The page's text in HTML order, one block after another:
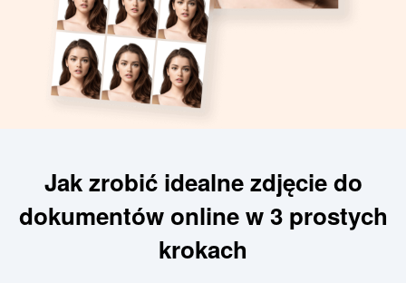
Jak zrobić idealne zdjęcie do
dokumentów online w 3 prostych
krokach